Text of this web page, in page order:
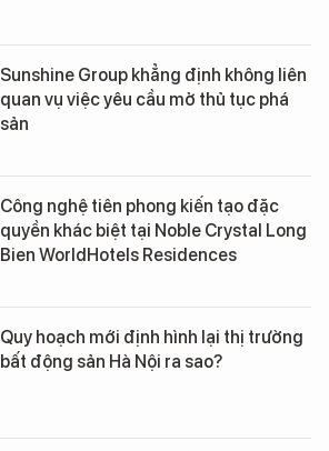
Sunshine Group khẳng định không liên
quan vụ việc yêu cầu mở thủ tục phá
sản
Công nghệ tiên phong kiến tạo đặc
quyền khác biệt tại Noble Crystal Long
Bien WorldHotels Residences
Quy hoạch mới định hình lại thị trường
bất động sản Hà Nội ra sao?